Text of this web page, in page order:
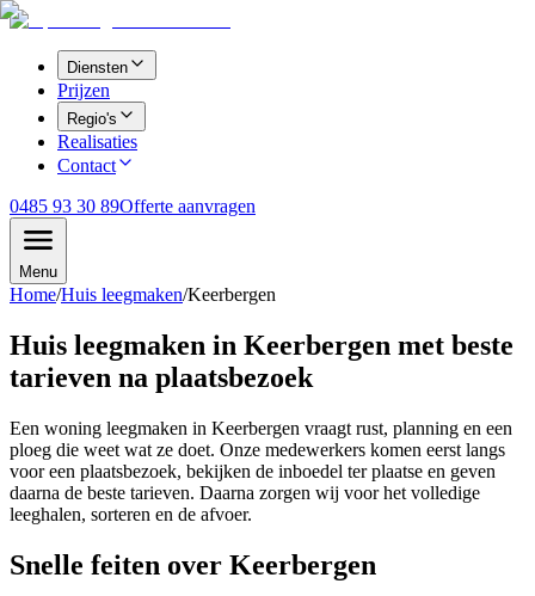
Diensten
Prijzen
Regio's
Realisaties
Contact
0485 93 30 89Offerte aanvragen
Menu
Home/Huis leegmaken/Keerbergen
Huis leegmaken in Keerbergen met beste
tarieven na plaatsbezoek
Een woning leegmaken in Keerbergen vraagt rust, planning en een
ploeg die weet wat ze doet. Onze medewerkers komen eerst langs
voor een plaatsbezoek, bekijken de inboedel ter plaatse en geven
daarna de beste tarieven. Daarna zorgen wij voor het volledige
leeghalen, sorteren en de afvoer.
Snelle feiten over Keerbergen